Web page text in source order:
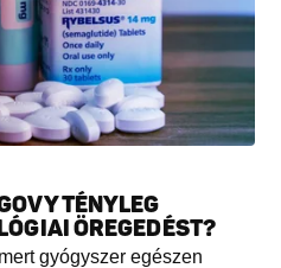
TÉNYLEG
ÖREGEDÉST?
gyógyszer egészen